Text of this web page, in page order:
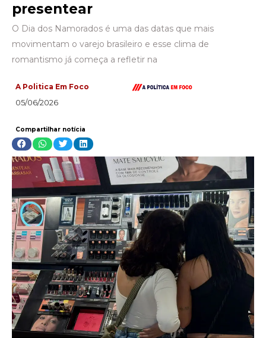
presentear
O Dia dos Namorados é uma das datas que mais
movimentam o varejo brasileiro e esse clima de
romantismo já começa a refletir na
A Politica Em Foco
05/06/2026
Compartilhar notícia